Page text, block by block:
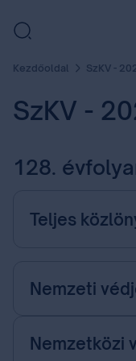
Kezdőoldal SzKV - 2023.
SzKV -
128.
Teljes
Nemzeti
Nemzetközi